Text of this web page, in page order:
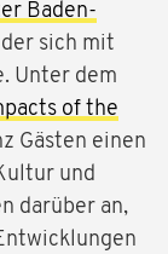
Baden-
sich mit
Unter dem
of the
Gästen einen
und
darüber an,